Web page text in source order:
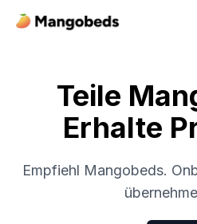
Teile
Erhalte
Empfiehl Mangobeds.